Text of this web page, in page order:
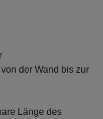
der Wand bis zur
Länge des